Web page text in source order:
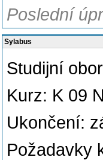
Poslední
Sylabus
Studijní
Kurz: K 09
Ukončení:
Požadavky